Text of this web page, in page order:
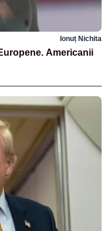
Ionuț Nichita
Americanii